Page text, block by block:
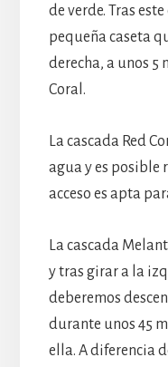
de verde. Tras
pequeña caseta
derecha, a unos 5
Coral.
La cascada Red
agua y es posible
acceso es apta
La cascada
y tras girar a la
deberemos
durante unos 45
ella. A diferencia